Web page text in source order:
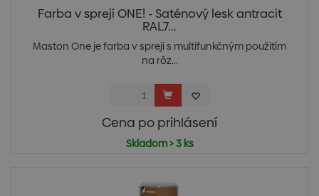
Farba v spreji ONE! - Saténový lesk antracit
RAL7...
Maston One je farba v spreji s multifunkčným použitím
na rôz...
Cena po prihlásení
Skladom > 3 ks